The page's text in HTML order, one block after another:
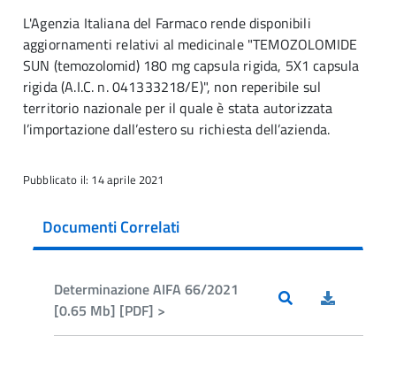
L'Agenzia Italiana del Farmaco rende disponibili
aggiornamenti relativi al medicinale "TEMOZOLOMIDE
SUN (temozolomid) 180 mg capsula rigida, 5X1 capsula
rigida (A.I.C. n. 041333218/E)", non reperibile sul
territorio nazionale per il quale è stata autorizzata
l’importazione dall’estero su richiesta dell’azienda.
Pubblicato il: 14 aprile 2021
Documenti Correlati
Determinazione AIFA 66/2021
[0.65 Mb] [PDF] >